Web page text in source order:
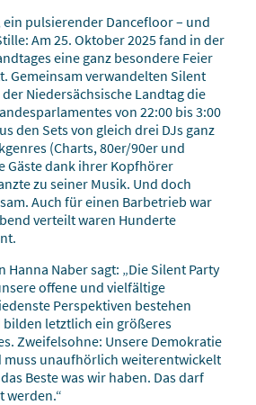
ein pulsierender Dancefloor – und
Am 25. Oktober 2025 fand in der
eine ganz besondere Feier
Gemeinsam verwandelten Silent
Niedersächsische Landtag die
von 22:00 bis 3:00
den Sets von gleich drei DJs ganz
(Charts, 80er/90er und
Gäste dank ihrer Kopfhörer
zu seiner Musik. Und doch
Auch für einen Barbetrieb war
verteilt waren Hunderte
Naber sagt: „Die Silent Party
offene und vielfältige
Perspektiven bestehen
letztlich ein größeres
Zweifelsohne: Unsere Demokratie
muss unaufhörlich weiterentwickelt
Beste was wir haben. Das darf
werden.“